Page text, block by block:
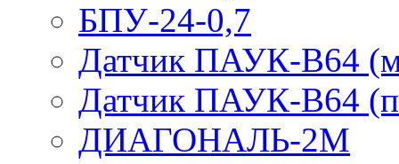
БПУ-24-0,7
Датчик ПАУК-В64
Датчик ПАУК-В64
ДИАГОНАЛЬ-2М